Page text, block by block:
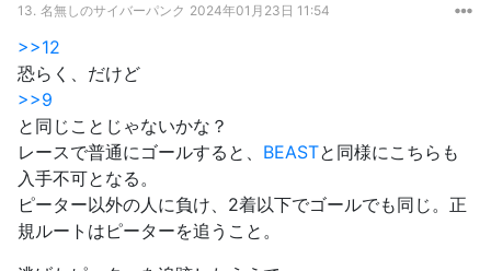
13. 名無しのサイバーパンク 2024年01月23日 11:54
>>12
恐らく、だけど
>>9
と同じことじゃないかな？
レースで普通にゴールすると、 BEASTと同様にこちらも
入手不可となる。
ピーター以外の人に負け、2着以下でゴールでも同じ。正
規ルートはピーターを追うこと。